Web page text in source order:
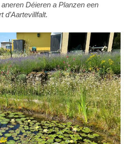
Déieren a Planzen een
d’Aartevillfalt.